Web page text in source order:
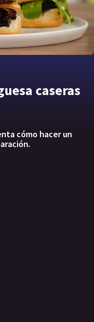
caseras
cómo hacer un